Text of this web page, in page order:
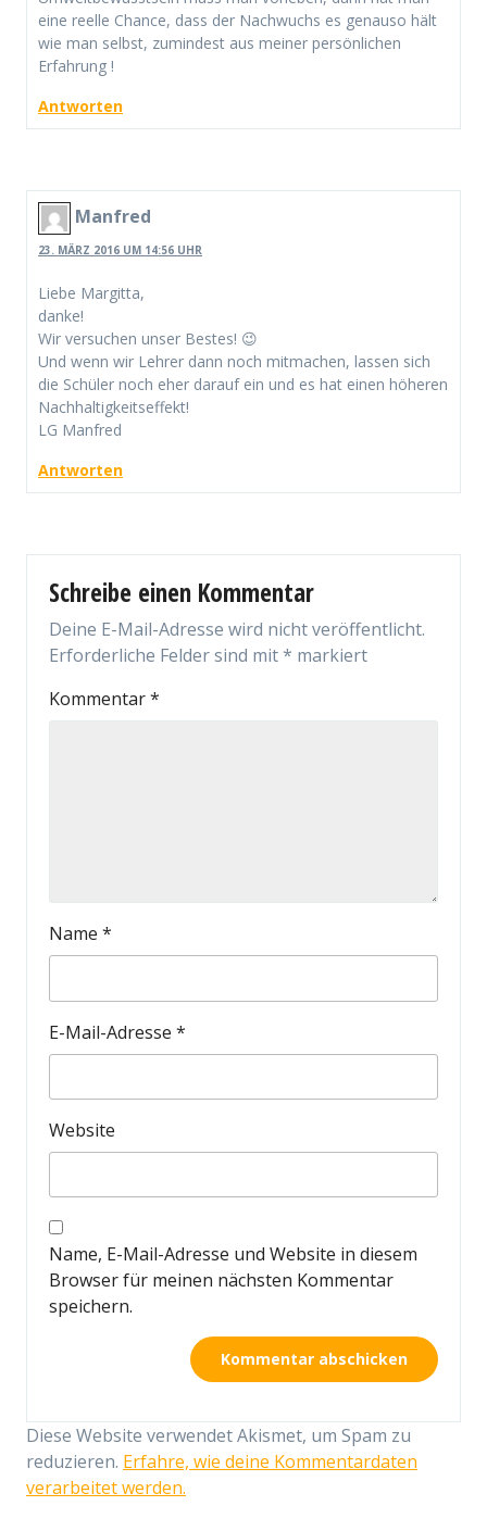
eine reelle Chance, dass der Nachwuchs es genauso hält
wie man selbst, zumindest aus meiner persönlichen
Erfahrung !
Antworten
Manfred
23. MÄRZ 2016 UM 14:56 UHR
Liebe Margitta,
danke!
Wir versuchen unser Bestes! 😉
Und wenn wir Lehrer dann noch mitmachen, lassen sich
die Schüler noch eher darauf ein und es hat einen höheren
Nachhaltigkeitseffekt!
LG Manfred
Antworten
Schreibe einen Kommentar
Deine E-Mail-Adresse wird nicht veröffentlicht.
Erforderliche Felder sind mit* markiert
Kommentar*
Name *
E-Mail-Adresse *
Website
Name, E-Mail-Adresse und Website in diesem
Browser für meinen nächsten Kommentar
speichern.
Diese Website verwendet Akismet, um Spam zu
reduzieren. Erfahre, wie deine Kommentardaten
verarbeitet werden.